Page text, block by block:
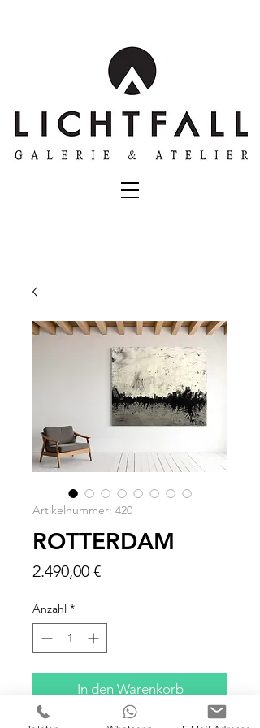
Artikelnummer: 420
ROTTERDAM
2.490,00 €Preis
Anzahl *
In den Warenkorb